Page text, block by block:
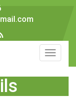
Toggle